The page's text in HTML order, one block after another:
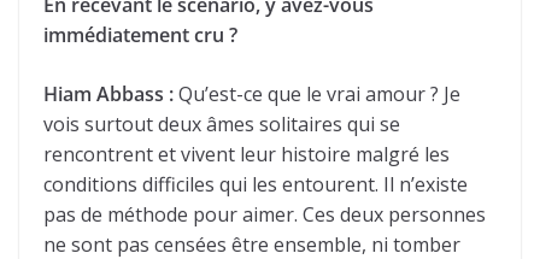
immédiatement cru ?
Hiam Abbass :Qu’est-ce que le vrai amour ? Je
vois surtout deux âmes solitaires qui se
rencontrent et vivent leur histoire malgré les
conditions difficiles qui les entourent. Il n’existe
pas de méthode pour aimer. Ces deux personnes
ne sont pas censées être ensemble, ni tomber